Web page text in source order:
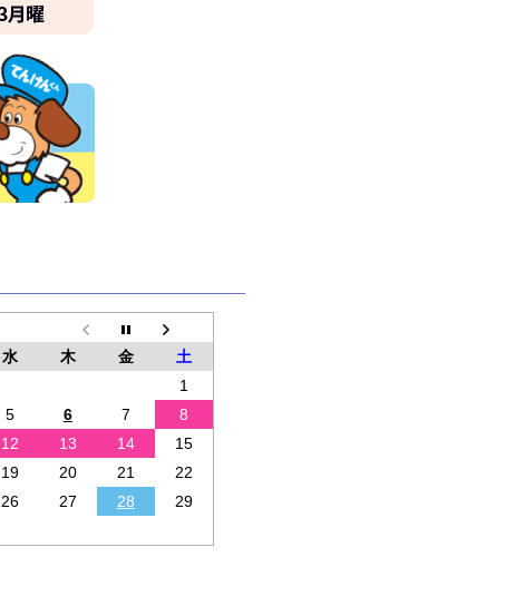
水 木 金
土
1
5 6 7
8
12 13 14
15
19 20 21
22
26 27 28
29